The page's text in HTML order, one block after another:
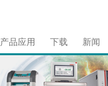
产品应用 下载 新闻